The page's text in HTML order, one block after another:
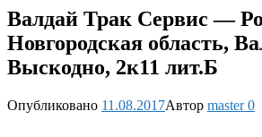
Валдай Трак Сервис —
Новгородская область,
Выскодно, 2к11 лит.Б
Опубликовано 11.08.2017Автор master0